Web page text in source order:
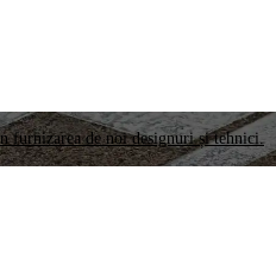
furnizarea de noi designuri și tehnici.